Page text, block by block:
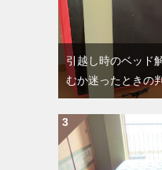
引越し時のベッド
むか迷ったときの